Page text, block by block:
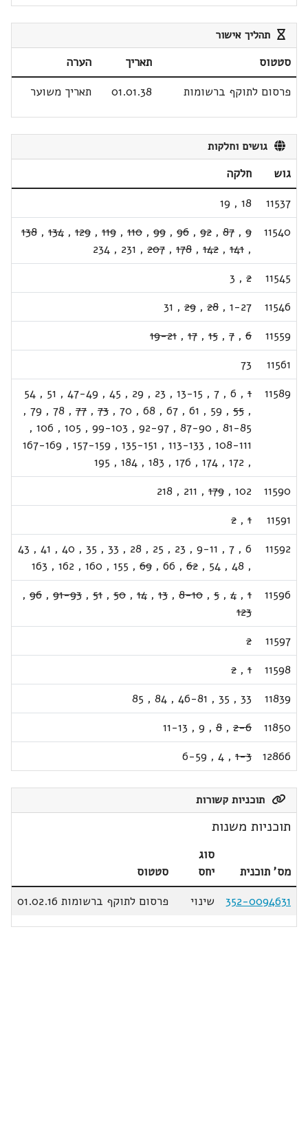
תהליך אישור
סטטוס תאריך
הערה
פרסום לתוקף ברשומות
01.01.38 תאריך משוער
גושים וחלקות
גוש
חלקה
11537
18
,
19
11540
9
,
87
,
92
,
96
,
99
,
110
,
119
,
129
,
134
,
138
,
141
,
142
,
178
,
207
,
231
,
234
11545
2
,
3
11546
1-27
,
28
,
29
,
31
11559
6
,
7
,
15
,
17
,
19-21
11561
73
11589
1
,
6
,
7
,
13-15
,
23
,
29
,
45
,
47-49
,
51
,
54
,
55
,
59
,
61
,
67
,
68
,
70
,
73
,
77
,
78
,
79
,
81-85
,
87-90
,
92-97
,
99-103
,
105
,
106
,
108-111
,
113-133
,
135-151
,
157-159
,
167-169
,
172
,
174
,
176
,
183
,
184
,
195
11590
102
,
179
,
211
,
218
11591
1
,
2
11592
6
,
7
,
9-11
,
23
,
25
,
28
,
33
,
35
,
40
,
41
,
43
,
48
,
54
,
62
,
66
,
69
,
155
,
160
,
162
,
163
11596
1
,
4
,
5
,
8-10
,
13
,
14
,
50
,
51
,
91-93
,
96
,
123
11597
2
11598
1
,
2
11839
33
,
35
,
46-81
,
84
,
85
11850
2-6
,
8
,
9
,
11-13
12866
1-3
,
4
,
6-59
תוכניות קשורות
תוכניות משנות
מס' תוכנית
סוג
יחס
סטטוס
352-0094631
שינוי פרסום לתוקף ברשומות 01.02.16